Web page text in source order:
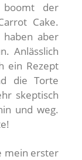
boomt der
Cake.
aber
Anlässlich
ein Rezept
die Torte
skeptisch
und weg.
mein erster